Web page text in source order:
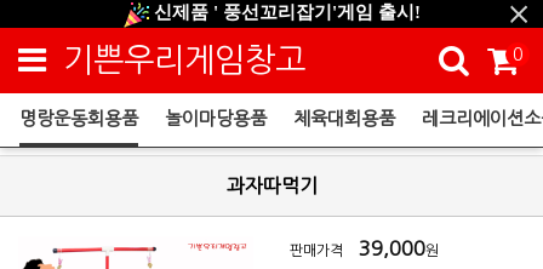
신제품 ' 풍선꼬리잡기'게임 출시!
신규회원 HAPPY EVENT 적립금 5,000원 증정
❤ 신제품 ' 컬링&볼링 ' 출시! ❤
기쁜우리게임창고 0
명랑운동회용품 놀이마당용품 체육대회용품 레크리에이션
과자따먹기
판매가격 39,000원